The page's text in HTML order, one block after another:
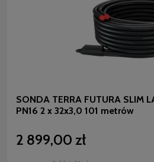
SONDA TERRA FUTURA SLIM
PN16 2 x 32x3,0 101 metrów
2 899,00 zł